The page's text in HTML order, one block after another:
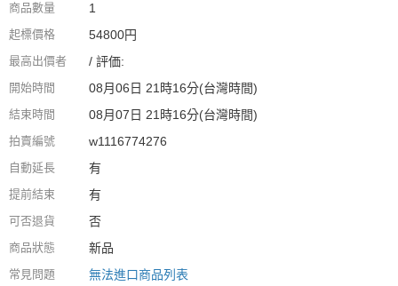
商品數量 1
起標價格 54800円
最高出價者 / 評価:
開始時間 08月06日 21時16分(台灣時間)
結束時間 08月07日 21時16分(台灣時間)
拍賣編號 w1116774276
自動延長 有
提前結束 有
可否退貨 否
商品狀態 新品
常見問題
無法進口商品列表